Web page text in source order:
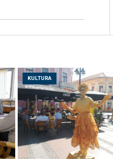
KULTURA